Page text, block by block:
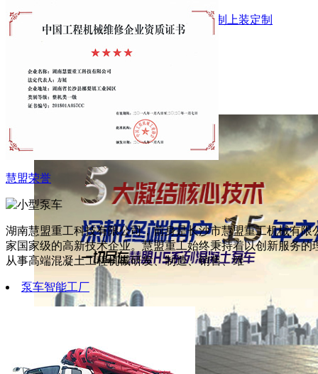
慧盟荣誉
湖南慧盟重工科技有限公司，前身是长沙市慧盟重工机械有
家国家级的高新技术企业。慧盟重工始终秉持着以创新服务
从事高端混凝土工程机械研发、制造、销售、维
泵车智能工厂
上装定制
上装定制
维修与再制造
维修配件再制造